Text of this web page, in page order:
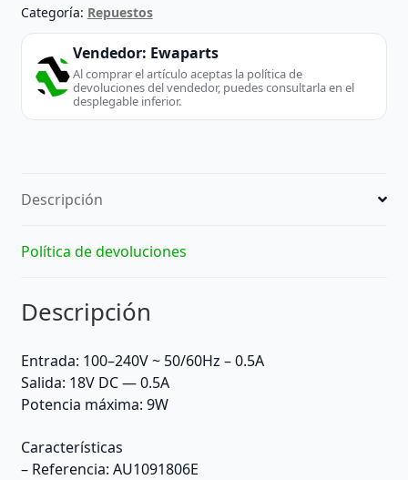
Categoría: Repuestos
Vendedor: Ewaparts
Al comprar el artículo aceptas la política de
devoluciones del vendedor, puedes consultarla en el
desplegable inferior.
Descripción
Política de devoluciones
Descripción
Entrada: 100–240V ~ 50/60Hz – 0.5A
Salida: 18V DC — 0.5A
Potencia máxima: 9W
Características
– Referencia: AU1091806E